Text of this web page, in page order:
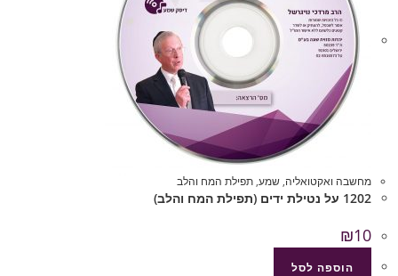
מחשבה ואקטואליה, שמע, תפילת המח והלב
1202 על נטילת ידים (תפילת המח והלב)
₪10
הוספה לסל